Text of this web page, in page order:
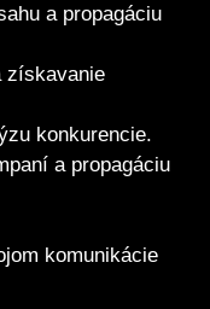
a propagáciu
získavanie
konkurencie.
a propagáciu
komunikácie